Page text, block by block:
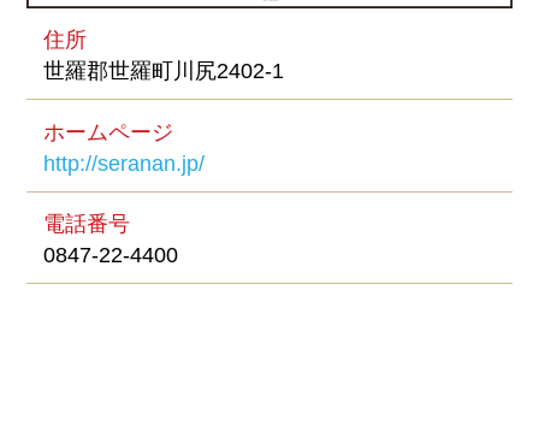
住所
世羅郡世羅町川尻2402-1
ホームページ
http://seranan.jp/
電話番号
0847-22-4400